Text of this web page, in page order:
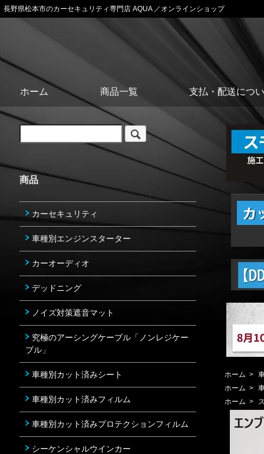
長野県松本市のカーセキュリティ専門店 AQUA ／オンラインショップ
ホーム 商品一覧 支払・配送につ
ホーム >
ホーム >
ホーム >
商品
カーセキュリティ
車種別エンジンスターター
カーオーディオ
デッドニング
ノイズ対策遮音マット
究極のアーシングケーブル「ノンレジケー
ブル」
車種別カット済みシート
車種別カット済みフィルム
車種別カット済みプロテクションフィルム
シーケンシャルウインカー